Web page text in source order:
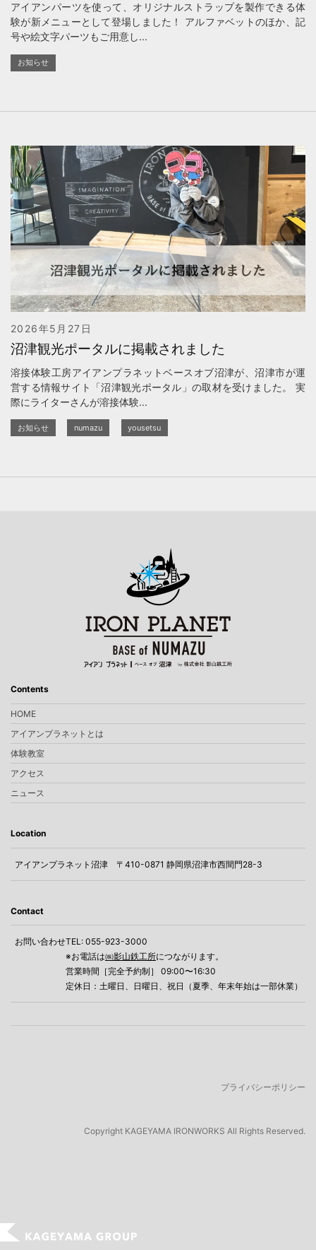
アイアンパーツを使って、オリジナルストラップを製作できる体
験が新メニューとして登場しました！ アルファベットのほか、記
号や絵文字パーツもご用意し...
お知らせ
2026年5月27日
沼津観光ポータルに掲載されました
溶接体験工房アイアンプラネットベースオブ沼津が、沼津市が運
営する情報サイト「沼津観光ポータル」の取材を受けました。 実
際にライターさんが溶接体験...
お知らせ numazu yousetsu
Contents
HOME
アイアンプラネットとは
体験教室
アクセス
ニュース
Location
アイアンプラネット沼津 〒410-0871 静岡県沼津市西間門28-3
Contact
お問い合わせTEL: 055-923-3000
※お電話は㈱影山鉄工所につながります。
営業時間［完全予約制］ 09:00〜16:30
定休日：土曜日、日曜日、祝日（夏季、年末年始は一部休業）
プライバシーポリシー
Copyright KAGEYAMA IRONWORKS All Rights Reserved.